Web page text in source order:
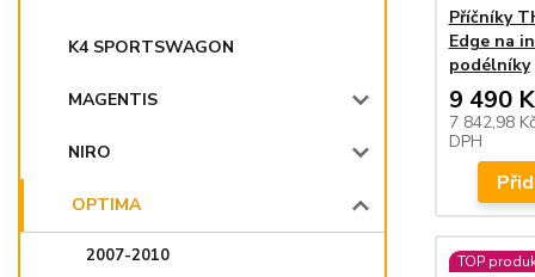
K4 SPORTSWAGON
MAGENTIS
NIRO
OPTIMA
2007-2010
Příčníky
Edge na
podélníky
9 490
7 842,98
DPH
TOP